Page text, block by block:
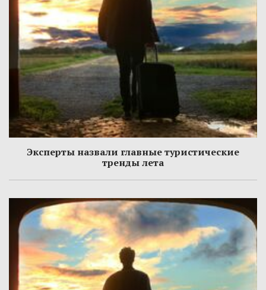
Эксперты назвали главные туристические
тренды лета